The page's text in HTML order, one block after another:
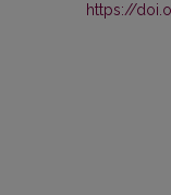
https://